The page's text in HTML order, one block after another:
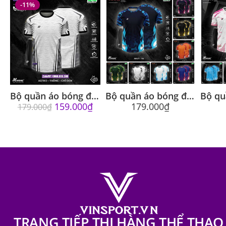
-11%
Bộ quần áo bóng đá Astro Amac chính hãng vải thái
179.000₫ 159.000₫
Bộ quần áo bóng đá Flame Amac Lửa Cháy chính hãng
179.000₫
TRANG TIẾP THỊ HÀNG THỂ THAO